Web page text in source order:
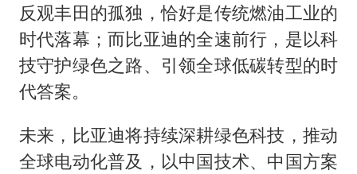
反观丰田的孤独，恰好是传统燃油工业的
时代落幕；而比亚迪的全速前行，是以科
技守护绿色之路、引领全球低碳转型的时
代答案。
未来，比亚迪将持续深耕绿色科技，推动
全球电动化普及，以中国技术、中国方案